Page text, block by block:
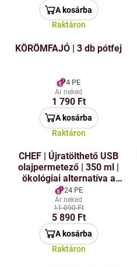
A kosárba
Raktáron
KÖRÖMFAJÓ | 3 db pótfej
4 PE
Ár neked
1 790 Ft
A kosárba
Raktáron
CHEF | Újratölthető USB
olajpermetező | 350 ml |
ökológiai alternatíva a
sütő- és sütőspraykhoz
24 PE
Ár neked
11 090 Ft
5 890 Ft
A kosárba
Raktáron